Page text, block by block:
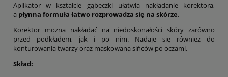
Aplikator w kształcie gąbeczki ułatwia nakładanie korektora,
a płynna formuła łatwo rozprowadza się na skórze.
Korektor można nakładać na niedoskonałości skóry zarówno
przed podkładem, jak i po nim. Nadaje się również do
konturowania twarzy oraz maskowana sińców po oczami.
Skład: